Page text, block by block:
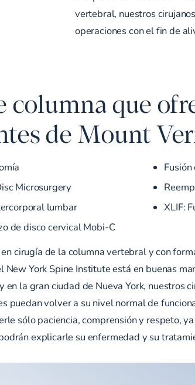
vertebral, nuestros
operaciones con el fin de
columna que
de Mount
Microsurgery
lumbar
de disco cervical Mobi-C
XLIF:
cirugía de la columna vertebral y con
York Spine Institute está en buenas
la gran ciudad de Nueva York, nuestros
volver a su nivel normal de
sólo paciencia, comprensión y respeto,
explicarle su enfermedad y su